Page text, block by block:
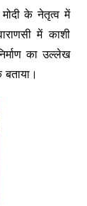
के नेतृत्व में
में काशी
का उल्लेख